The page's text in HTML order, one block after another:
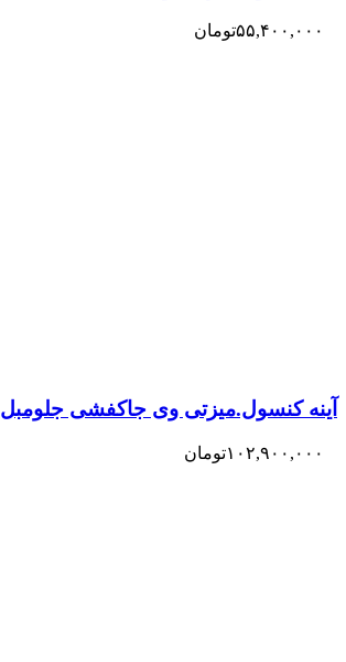
۵۵,۴۰۰,۰۰۰تومان
آینه کنسول.میزتی وی جاکفشی جلومبل
۱۰۲,۹۰۰,۰۰۰تومان